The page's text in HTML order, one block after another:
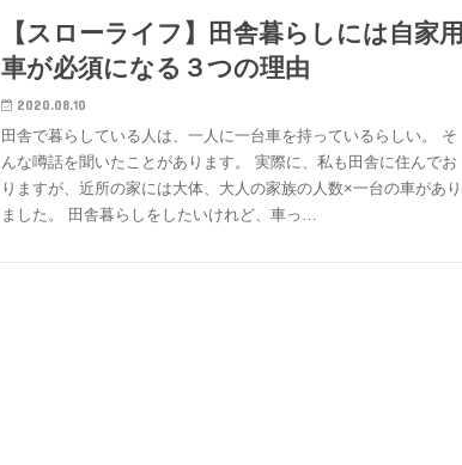
【スローライフ】田舎暮らしには自家用
車が必須になる３つの理由
2020.08.10
田舎で暮らしている人は、一人に一台車を持っているらしい。 そ
んな噂話を聞いたことがあります。 実際に、私も田舎に住んでお
りますが、近所の家には大体、大人の家族の人数×一台の車があり
ました。 田舎暮らしをしたいけれど、車っ…